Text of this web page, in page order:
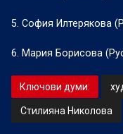
5. София Илтерякова
6. Мария Борисова
Ключови думи:
Стилияна Николова